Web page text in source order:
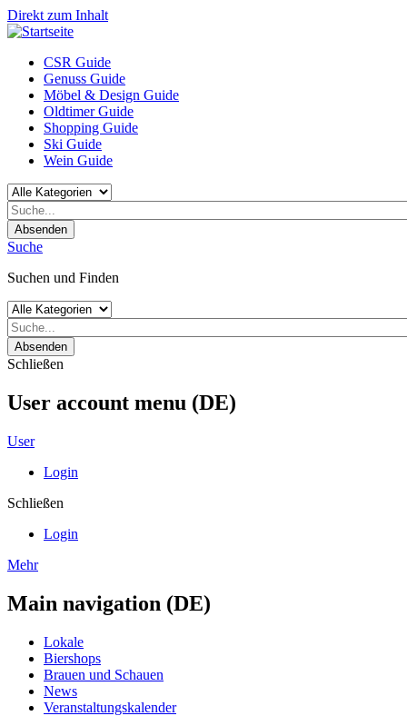
Direkt zum Inhalt
CSR Guide
Genuss Guide
Möbel & Design Guide
Oldtimer Guide
Shopping Guide
Ski Guide
Wein Guide
Absenden
Suche
Suchen und Finden
Absenden
Schließen
User account menu (DE)
User
Login
Schließen
Login
Mehr
Main navigation (DE)
Lokale
Biershops
Brauen und Schauen
News
Veranstaltungskalender